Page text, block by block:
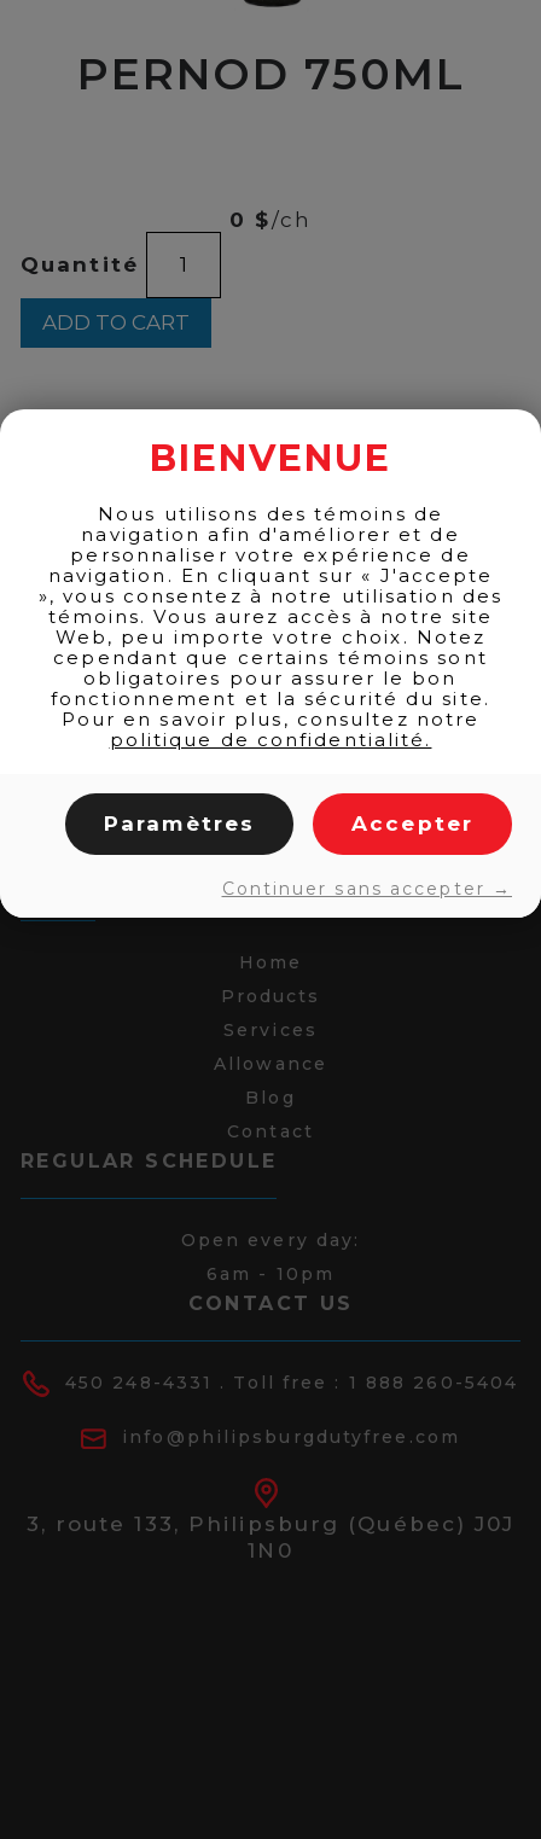
PERNOD 750ML
0 $ /ch
Quantité
PERNOD
750ML
ADD TO CART
Home
Products
Services
Allowance
Blog
Contact
REGULAR SCHEDULE
Open every day:
6am - 10pm
CONTACT US
450 248-4331 . Toll free : 1 888 260-5404
info@philipsburgdutyfree.com
3, route 133, Philipsburg (Québec) J0J
1N0
BIENVENUE
Nous utilisons des témoins de
navigation afin d'améliorer et de
personnaliser votre expérience de
navigation. En cliquant sur « J'accepte
», vous consentez à notre utilisation des
témoins. Vous aurez accès à notre site
Web, peu importe votre choix. Notez
cependant que certains témoins sont
obligatoires pour assurer le bon
fonctionnement et la sécurité du site.
Pour en savoir plus, consultez notre
politique de confidentialité.
Paramètres Accepter
Continuer sans accepter →